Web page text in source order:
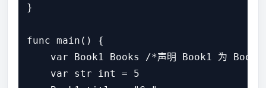
}
func main() {
var Book1 Books /*声明 Book1 为 Books
    var str int = 5